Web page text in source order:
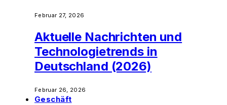
Februar 27, 2026
Aktuelle Nachrichten und
Technologietrends in
Deutschland (2026)
Februar 26, 2026
Geschäft